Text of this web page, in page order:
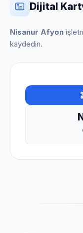
Dijital
Nisanur Afyon
kaydedin.